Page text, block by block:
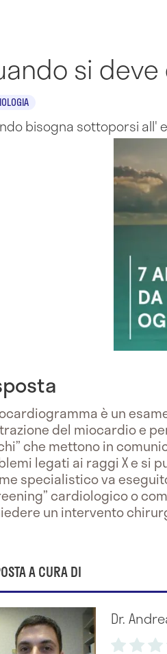
si
bisogna sottoporsi all'
è un
del miocardio e
che mettono in
legati ai raggi X e si
specialistico va
cardiologico o
un intervento
A CURA DI
Dr.